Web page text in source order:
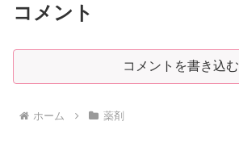
コメント
コメントを書き込む
ホーム 薬剤